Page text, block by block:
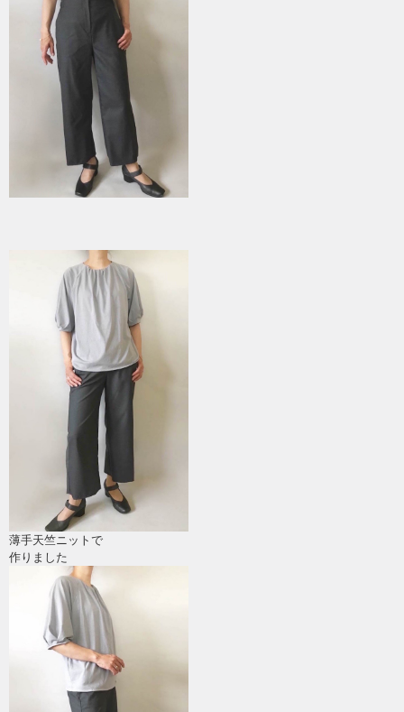
薄手天竺ニットで
作りました